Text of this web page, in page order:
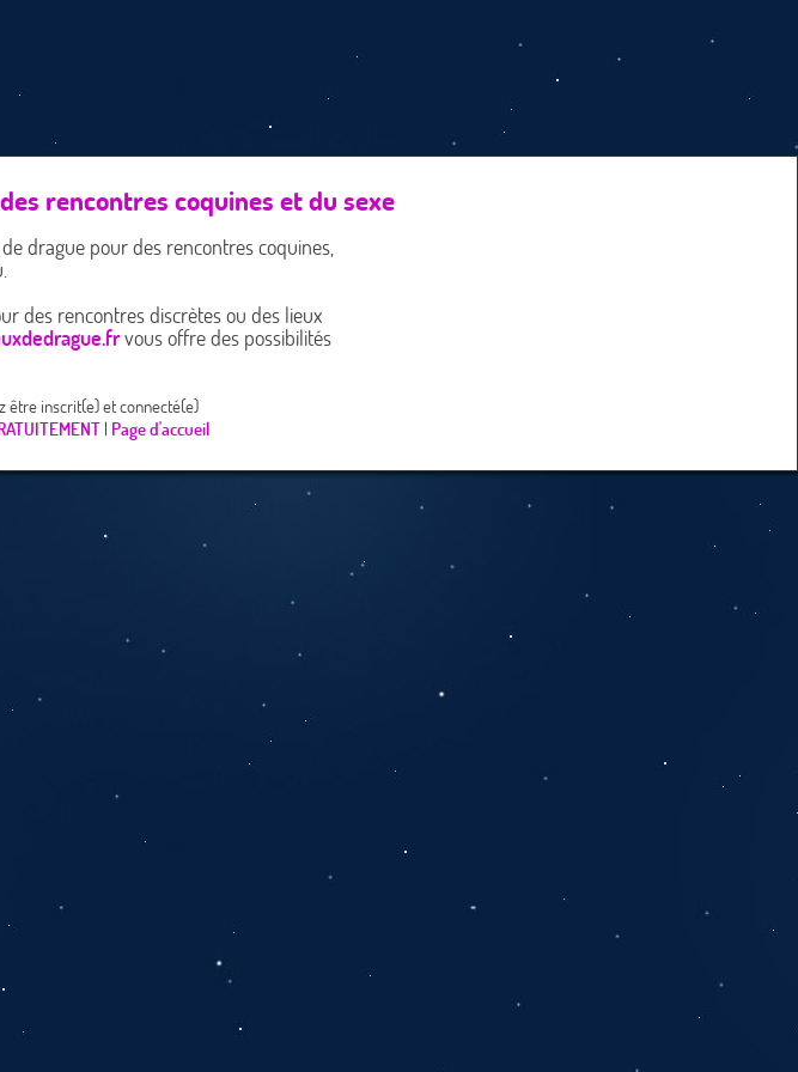
rencontres coquines et du sexe
drague pour des rencontres coquines,
des rencontres discrètes ou des lieux
vous offre des possibilités
être inscrit(e) et connecté(e)
| Page d'accueil